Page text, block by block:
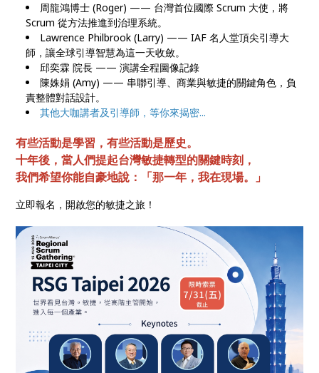
周龍鴻博士 (Roger) —— 台灣首位國際 Scrum 大使，將
Scrum 從方法推進到治理系統。
Lawrence Philbrook (Larry) —— IAF 名人堂頂尖引導大
師，讓全球引導智慧為這一天收斂。
邱奕霖 院長 —— 演講全程圖像記錄
陳姝娟 (Amy) —— 串聯引導、商業與敏捷的關鍵角色，負
責整體對話設計。
其他大咖講者及引導師，等你來揭密...
有些活動是學習，有些活動是歷史。
十年後，當人們提起台灣敏捷轉型的關鍵時刻，
我們希望你能自豪地說：「那一年，我在現場。」
立即報名，開啟您的敏捷之旅！